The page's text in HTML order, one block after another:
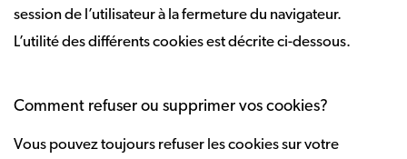
session de l’utilisateur à la fermeture du navigateur.
L’utilité des différents cookies est décrite ci-dessous.
Comment refuser ou supprimer vos cookies?
Vous pouvez toujours refuser les cookies sur votre